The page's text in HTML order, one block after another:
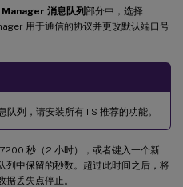
消息队列部分中，选择
用于通信的协议并更改默认端口号
队列，请安装所有 IIS 推荐的功能。
秒（2 小时），或者键入一个新
列中保留的秒数。超过此时间之后，将
丢失点停止。